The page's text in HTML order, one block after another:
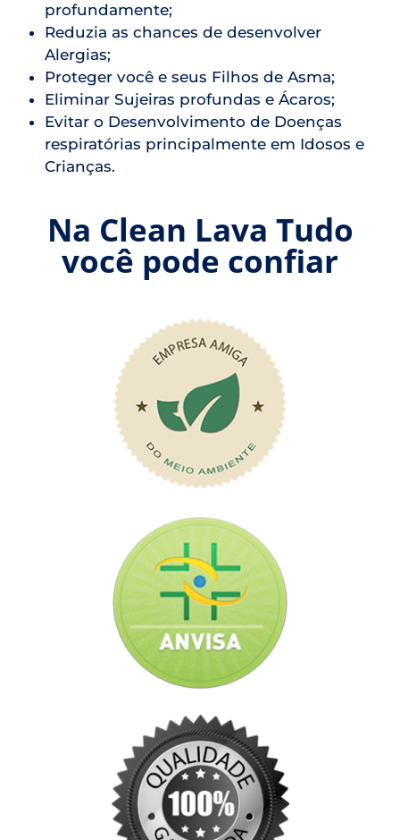
profundamente;
Reduzia as chances de desenvolver
Alergias;
Proteger você e seus Filhos de Asma;
Eliminar Sujeiras profundas e Ácaros;
Evitar o Desenvolvimento de Doenças
respiratórias principalmente em Idosos e
Crianças.
Na Clean Lava Tudo
você pode confiar